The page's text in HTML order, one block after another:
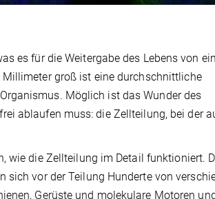
es für die Weitergabe des Lebens von
groß ist eine durchschnittliche
Möglich ist das Wunder des
ablaufen muss: die Zellteilung, bei der
wie die Zellteilung im Detail funktioniert.
sich vor der Teilung Hunderte von
Gerüste und molekulare Motoren